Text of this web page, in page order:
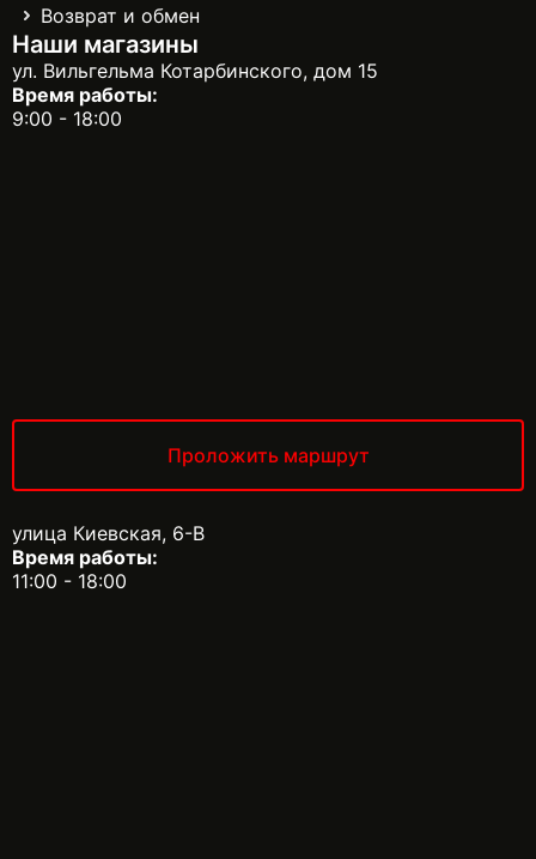
Возврат и обмен
Наши магазины
ул. Вильгельма Котарбинского, дом 15
Время работы:
9:00 - 18:00
Проложить маршрут
улица Киевская, 6-В
Время работы:
11:00 - 18:00